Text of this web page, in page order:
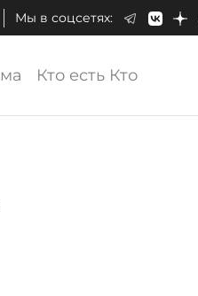
Мы в соцсетях:
Кто есть Кто